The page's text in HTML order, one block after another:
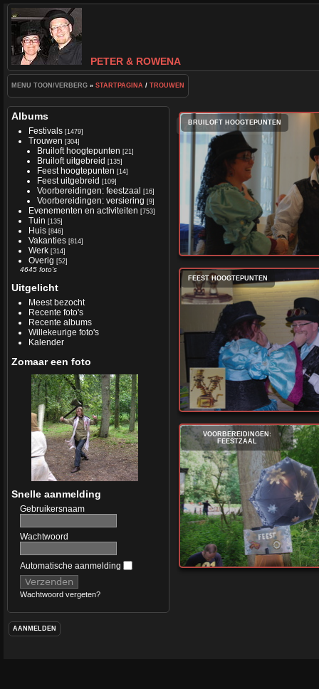
PETER & ROWENA
MENU TOON/VERBERG » STARTPAGINA / TROUWEN
Albums
Festivals [1479]
Trouwen [304]
Bruiloft hoogtepunten [21]
Bruiloft uitgebreid [135]
Feest hoogtepunten [14]
Feest uitgebreid [109]
Voorbereidingen: feestzaal [16]
Voorbereidingen: versiering [9]
Evenementen en activiteiten [753]
Tuin [135]
Huis [846]
Vakanties [814]
Werk [314]
Overig [52]
4645 foto's
Uitgelicht
Meest bezocht
Recente foto's
Recente albums
Willekeurige foto's
Kalender
Zomaar een foto
Snelle aanmelding
Gebruikersnaam
Wachtwoord
Automatische aanmelding
Wachtwoord vergeten?
Zoek in deze set
BRUILOFT HOOGTEPUNTEN
FEEST HOOGTEPUNTEN
VOORBEREIDINGEN:
FEESTZAAL
AANMELDEN